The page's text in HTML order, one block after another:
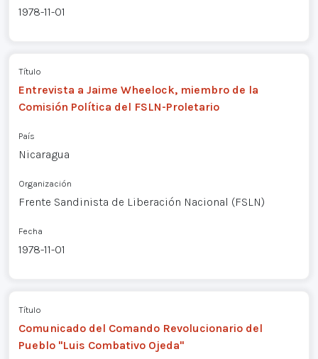
1978-11-01
Título
Entrevista a Jaime Wheelock, miembro de la
Comisión Política del FSLN-Proletario
País
Nicaragua
Organización
Frente Sandinista de Liberación Nacional (FSLN)
Fecha
1978-11-01
Título
Comunicado del Comando Revolucionario del
Pueblo "Luis Combativo Ojeda"